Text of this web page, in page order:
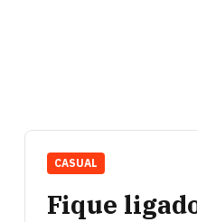
Fique
CASUAL